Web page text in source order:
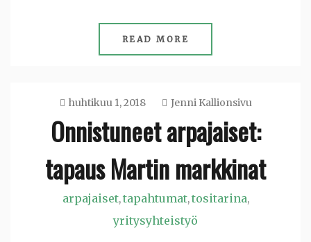
READ MORE
huhtikuu 1, 2018 Jenni Kallionsivu
Onnistuneet arpajaiset:
tapaus Martin markkinat
arpajaiset,tapahtumat,tositarina,
yritysyhteistyö